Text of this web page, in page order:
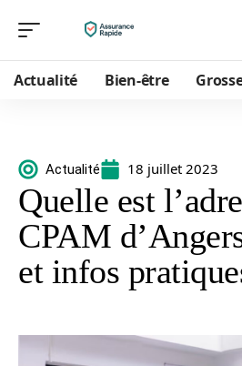
Actualité Bien-être
Actualité 18 juillet 2023
Quelle est
CPAM
et infos